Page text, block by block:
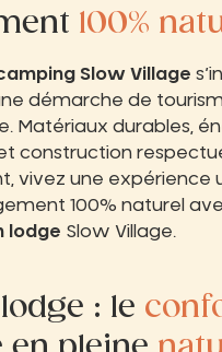
100%
Slow Village
démarche de
Matériaux durables,
construction
vivez une expérience
100% naturel
lodge Slow Village.
: le